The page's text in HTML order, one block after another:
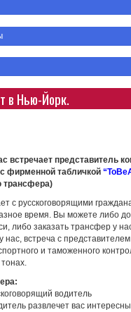
в Нью-Йорк.
встречает представитель
фирменной табличкой
трансфера)
с русскоговорящими
время. Вы можете либо
либо заказать трансфер у
нас, встреча с
и таможенного
водитель
развлечет вас